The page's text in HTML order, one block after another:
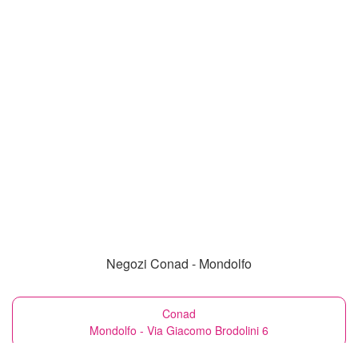
Negozi Conad - Mondolfo
Conad
Mondolfo - Via Giacomo Brodolini 6